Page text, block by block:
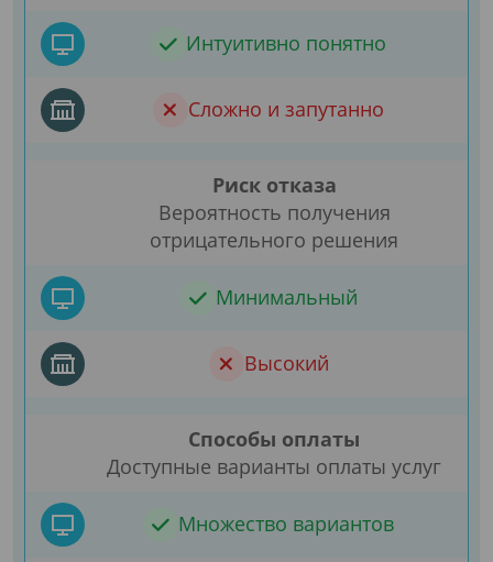
Интуитивно понятно
Сложно и запутанно
Риск отказа
Вероятность получения
отрицательного решения
Минимальный
Высокий
Способы оплаты
Доступные варианты оплаты услуг
Множество вариантов